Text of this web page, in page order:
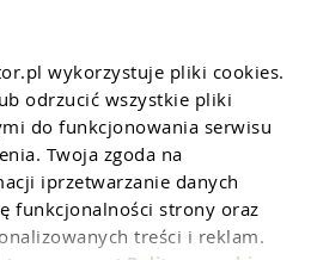
wykorzystuje pliki cookies.
odrzucić wszystkie pliki
do funkcjonowania serwisu
Twoja zgoda na
iprzetwarzanie danych
funkcjonalności strony oraz
treści i reklam.